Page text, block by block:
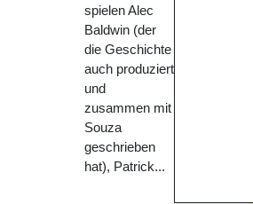
spielen Alec
Baldwin (der
die Geschichte
auch produziert
und
zusammen mit
Souza
geschrieben
hat), Patrick...